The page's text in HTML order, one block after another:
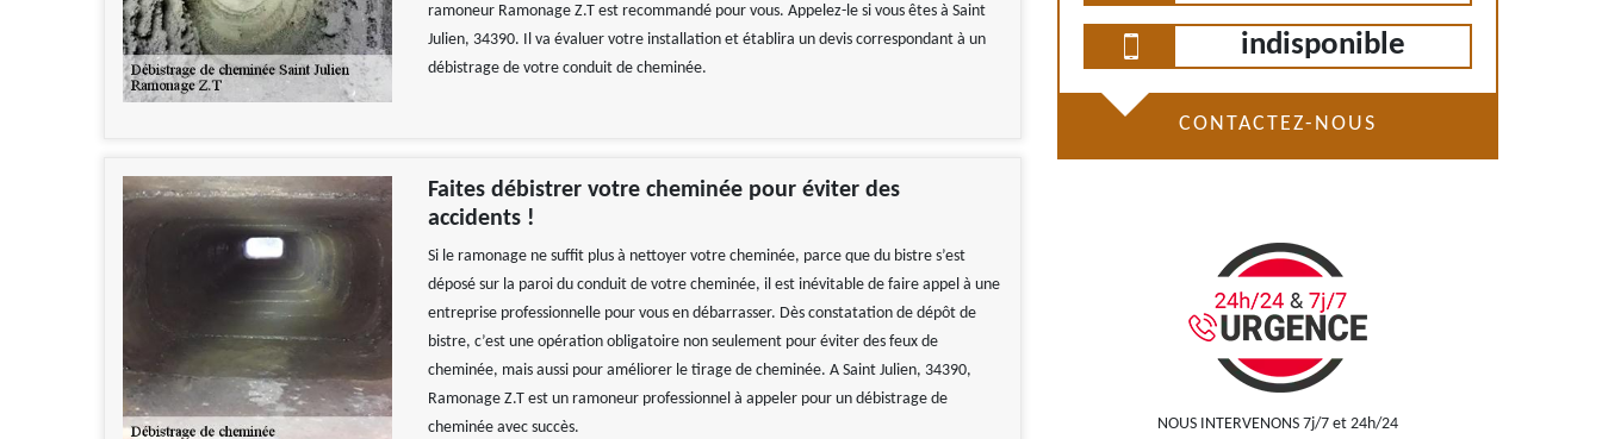
ramoneur Ramonage Z.T est recommandé pour vous. Appelez-le si vous êtes à Saint
Julien, 34390. Il va évaluer votre installation et établira un devis correspondant à un
débistrage de votre conduit de cheminée.
Faites débistrer votre cheminée pour éviter des
accidents !
Si le ramonage ne suffit plus à nettoyer votre cheminée, parce que du bistre s’est
déposé sur la paroi du conduit de votre cheminée, il est inévitable de faire appel à une
entreprise professionnelle pour vous en débarrasser. Dès constatation de dépôt de
bistre, c’est une opération obligatoire non seulement pour éviter des feux de
cheminée, mais aussi pour améliorer le tirage de cheminée. A Saint Julien, 34390,
Ramonage Z.T est un ramoneur professionnel à appeler pour un débistrage de
cheminée avec succès.
indisponible
CONTACTEZ-NOUS
NOUS INTERVENONS 7j/7 et 24h/24